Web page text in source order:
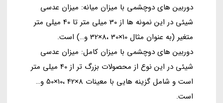
دوربین های دوچشمی با میزان میانه: میزان عدسی
شیئی در این نمونه ها از 30 میلی متر تا 40 میلی متر
متغیر (به عنوان مثال 10×30 ،8×32 و…) است.
دوربین های دوچشمی با میزان کامل: میزان عدسی
شیئی در این نوع از محصولات بزرگ تر از 40 میلی متر
است و شامل گزینه هایی با معینات 8×42 ،10×50 و…
است.